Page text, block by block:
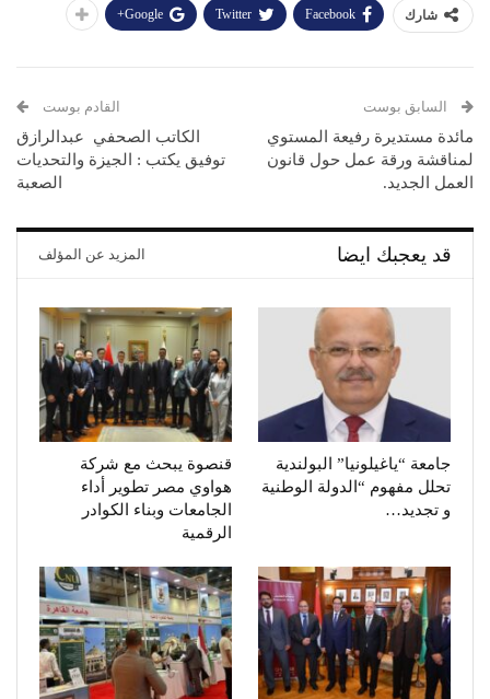
شارك Facebook
Twitter
Google+
السابق بوست
مائدة مستديرة رفيعة المستوي
لمناقشة ورقة عمل حول قانون
العمل الجديد.
القادم بوست
‬الصعبة
قد يعجبك ايضا المزيد عن المؤلف
جامعة “ياغيلونيا” البولندية
تحلل مفهوم “الدولة الوطنية
و تجديد…
قنصوة يبحث مع شركة
هواوي مصر تطوير أداء
الجامعات وبناء الكوادر
الرقمية